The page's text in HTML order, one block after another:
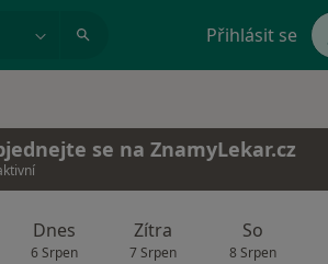
Přihlásit se
se na ZnamyLekar.cz
Dnes
6 Srpen
Zítra
7 Srpen
So
8 Srpen